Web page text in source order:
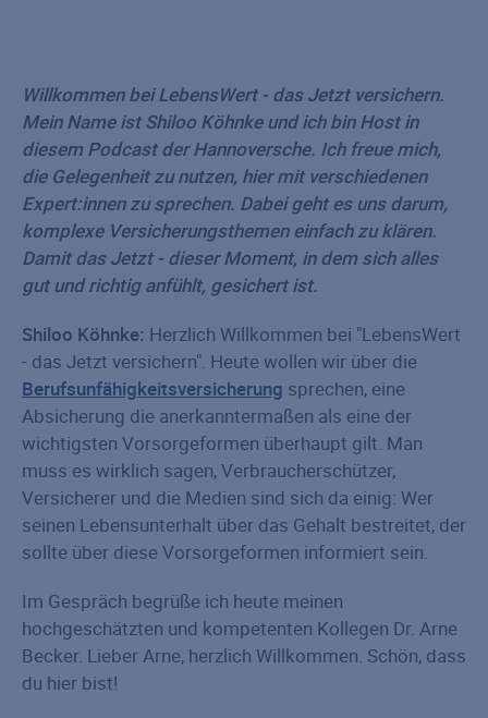
Willkommen bei LebensWert - das Jetzt versichern.
Mein Name ist Shiloo Köhnke und ich bin Host in
diesem Podcast der Hannoversche. Ich freue mich,
die Gelegenheit zu nutzen, hier mit verschiedenen
Expert:innen zu sprechen. Dabei geht es uns darum,
komplexe Versicherungsthemen einfach zu klären.
Damit das Jetzt - dieser Moment, in dem sich alles
gut und richtig anfühlt, gesichert ist.
Shiloo Köhnke: Herzlich Willkommen bei "LebensWert
- das Jetzt versichern". Heute wollen wir über die
Berufsunfähigkeitsversicherung sprechen, eine
Absicherung die anerkanntermaßen als eine der
wichtigsten Vorsorgeformen überhaupt gilt. Man
muss es wirklich sagen, Verbraucherschützer,
Versicherer und die Medien sind sich da einig: Wer
seinen Lebensunterhalt über das Gehalt bestreitet, der
sollte über diese Vorsorgeformen informiert sein.
Im Gespräch begrüße ich heute meinen
hochgeschätzten und kompetenten Kollegen Dr. Arne
Becker. Lieber Arne, herzlich Willkommen. Schön, dass
du hier bist!